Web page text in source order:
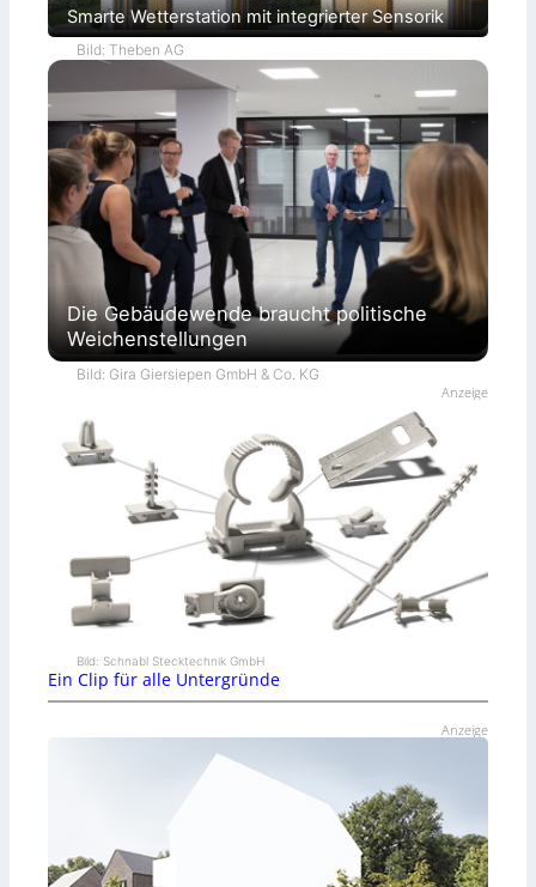
Smarte Wetterstation mit integrierter Sensorik
Bild: Theben AG
Die Gebäudewende braucht politische
Weichenstellungen
Bild: Gira Giersiepen GmbH & Co. KG
Anzeige
Bild: Schnabl Stecktechnik GmbH
Ein Clip für alle Untergründe
Anzeige